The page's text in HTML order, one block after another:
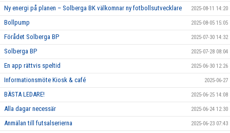
Ny energi på planen – Solberga BK välkomnar ny fotbollsutvecklare 2025-08-11 14:20
Bollpump 2025-08-05 15:05
Förådet Solberga BP 2025-07-30 14:32
Solberga BP 2025-07-28 08:04
En app rättvis speltid 2025-06-30 12:26
Informationsmöte Kiosk & café 2025-06-27
BÄSTA LEDARE! 2025-06-25 14:08
Alla dagar necessär 2025-06-24 12:30
Anmälan till futsalserierna 2025-06-23 07:43